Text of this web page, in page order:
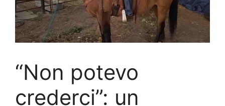
“Non potevo
crederci”: un